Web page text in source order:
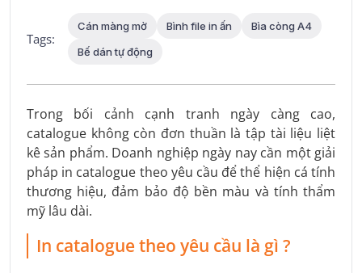
Tags:
Cán màng mờ Bình file in ấn
Bìa còng A4
Bế dán tự động
Trong bối cảnh cạnh tranh ngày càng cao,
catalogue không còn đơn thuần là tập tài liệu liệt
kê sản phẩm. Doanh nghiệp ngày nay cần một giải
pháp in catalogue theo yêu cầu để thể hiện cá tính
thương hiệu, đảm bảo độ bền màu và tính thẩm
mỹ lâu dài.
In catalogue theo yêu cầu là gì ?